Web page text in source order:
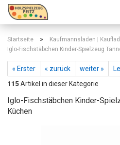
Startseite » Kaufmannsladen |
Iglo-Fischstäbchen Kinder-Spielzeug
« Erster « zurück weiter »
115Artikel in dieser Kategorie
Iglo-Fischstäbchen Kinder-
Küchen